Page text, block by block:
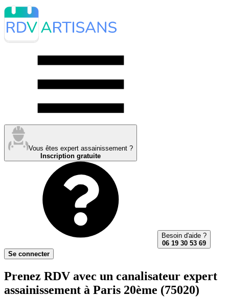
Vous êtes expert assainissement ?
Inscription gratuite
Besoin d'aide ?
06 19 30 53 69
Se connecter
Prenez RDV avec un canalisateur expert
assainissement à Paris 20ème (75020)